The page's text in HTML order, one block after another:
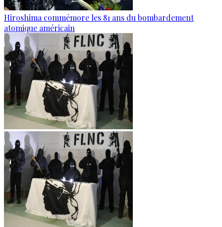
Hiroshima commémore les 81 ans du bombardement
atomique américain